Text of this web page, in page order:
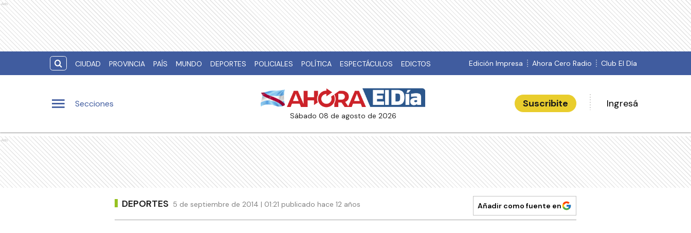
Ads
CIUDAD PROVINCIA PAÍS MUNDO DEPORTES POLICIALES POLÍTICA ESPECTÁCULOS EDICTOS Edición Impresa Ahora Cero Radio Club El Día
Secciones
sábado 08 de agosto de 2026
Suscribite Ingresá
Ads
DEPORTES 5 de septiembre de 2014 | 01:21 publicado hace 12 años Añadir como fuente en